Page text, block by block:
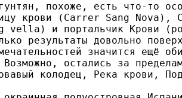
похоже, есть что-то
крови (Carrer Sang Nova),
vella) и портальчик Крови
результаты довольно
значится ещё
остались за
колодец, Река крови,